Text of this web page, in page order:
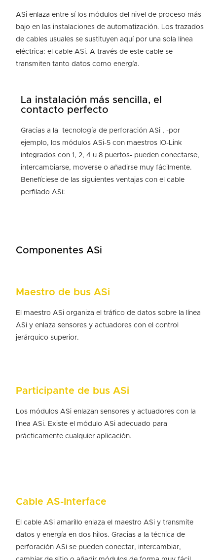
ASi enlaza entre sí los módulos del nivel de proceso más
bajo en las instalaciones de automatización. Los trazados
de cables usuales se sustituyen aquí por una sola línea
eléctrica: elcable ASi. A través de este cable se
transmiten tanto datos como energía.
La instalación más sencilla, el
contacto perfecto
Gracias a latecnología de perforación ASi , -por
ejemplo, los módulos ASi-5 con maestros IO-Link
integrados con 1, 2, 4 u 8 puertos- pueden conectarse,
intercambiarse, moverse o añadirse muy fácilmente.
Benefíciese de las siguientes ventajas con el cable
perfilado ASi:
Componentes ASi
Maestro de bus ASi
El maestro ASi organiza el tráfico de datos sobre la línea
ASi y enlaza sensores y actuadores con el control
jerárquico superior.
Participante de bus ASi
Los módulos ASi enlazan sensores y actuadores con la
línea ASi. Existe el módulo ASi adecuado para
prácticamente cualquier aplicación.
Cable AS-Interface
El cable ASi amarillo enlaza el maestro ASi y transmite
datos y energía en dos hilos. Gracias a la técnica de
perforación ASi se pueden conectar, intercambiar,